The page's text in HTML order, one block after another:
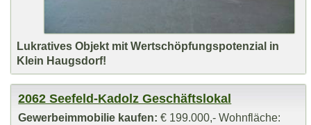
Lukratives Objekt mit Wertschöpfungspotenzial in
Klein Haugsdorf!
2062 Seefeld-Kadolz Geschäftslokal
Gewerbeimmobilie kaufen: € 199.000,- Wohnfläche: